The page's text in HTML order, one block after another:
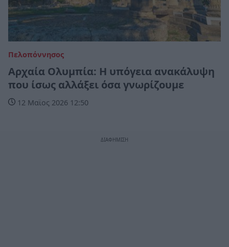
Πελοπόννησος
Αρχαία Ολυμπία: Η υπόγεια ανακάλυψη
που ίσως αλλάξει όσα γνωρίζουμε
12 Μαϊος 2026 12:50